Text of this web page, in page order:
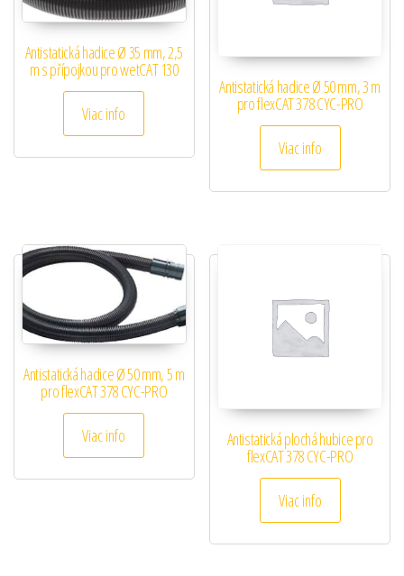
Antistatická hadice Ø 35 mm, 2,5
m s přípojkou pro wetCAT 130
Viac info
Antistatická hadice Ø 50 mm, 3 m
pro flexCAT 378 CYC-PRO
Viac info
Antistatická hadice Ø 50 mm, 5 m
pro flexCAT 378 CYC-PRO
Viac info Antistatická plochá hubice pro
flexCAT 378 CYC-PRO
Viac info